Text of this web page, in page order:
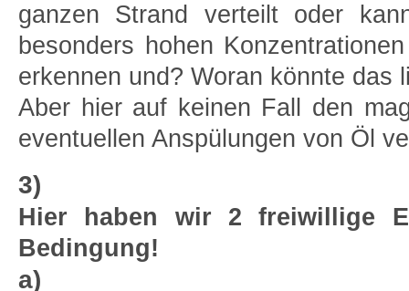
ganzen Strand verteilt oder
besonders hohen
erkennen und? Woran könnte das
Aber hier auf keinen Fall den
eventuellen Anspülungen von Öl
3)
Hier haben wir 2 freiwillige
Bedingung!
a)